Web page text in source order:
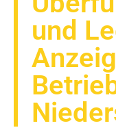
und